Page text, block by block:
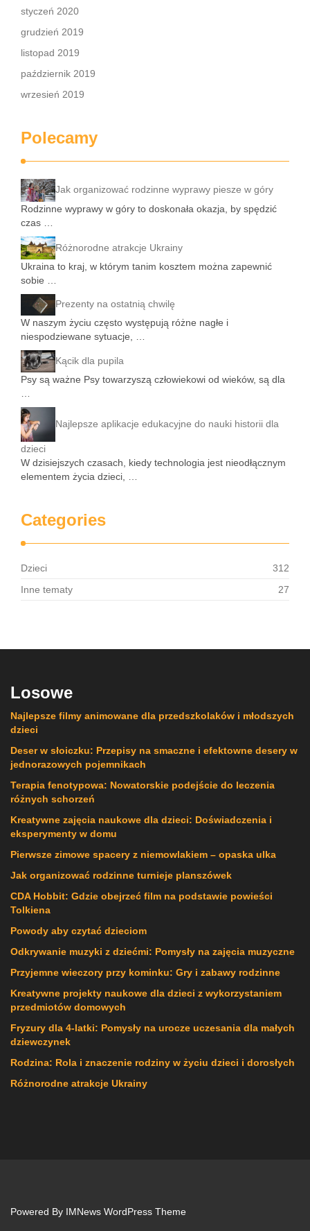
styczeń 2020
grudzień 2019
listopad 2019
październik 2019
wrzesień 2019
Polecamy
Jak organizować rodzinne wyprawy piesze w góry
Rodzinne wyprawy w góry to doskonała okazja, by spędzić
czas …
Różnorodne atrakcje Ukrainy
Ukraina to kraj, w którym tanim kosztem można zapewnić
sobie …
Prezenty na ostatnią chwilę
W naszym życiu często występują różne nagłe i
niespodziewane sytuacje, …
Kącik dla pupila
Psy są ważne Psy towarzyszą człowiekowi od wieków, są dla
…
Najlepsze aplikacje edukacyjne do nauki historii dla
dzieci
W dzisiejszych czasach, kiedy technologia jest nieodłącznym
elementem życia dzieci, …
Categories
Dzieci
312
Inne tematy
27
Losowe
Najlepsze filmy animowane dla przedszkolaków i młodszych
dzieci
Deser w słoiczku: Przepisy na smaczne i efektowne desery w
jednorazowych pojemnikach
Terapia fenotypowa: Nowatorskie podejście do leczenia
różnych schorzeń
Kreatywne zajęcia naukowe dla dzieci: Doświadczenia i
eksperymenty w domu
Pierwsze zimowe spacery z niemowlakiem – opaska ulka
Jak organizować rodzinne turnieje planszówek
CDA Hobbit: Gdzie obejrzeć film na podstawie powieści
Tolkiena
Powody aby czytać dzieciom
Odkrywanie muzyki z dziećmi: Pomysły na zajęcia muzyczne
Przyjemne wieczory przy kominku: Gry i zabawy rodzinne
Kreatywne projekty naukowe dla dzieci z wykorzystaniem
przedmiotów domowych
Fryzury dla 4-latki: Pomysły na urocze uczesania dla małych
dziewczynek
Rodzina: Rola i znaczenie rodziny w życiu dzieci i dorosłych
Różnorodne atrakcje Ukrainy
Powered By IMNews WordPress Theme